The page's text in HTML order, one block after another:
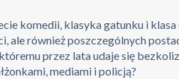
komedii, klasyka gatunku i
również poszczególnych
przez lata udaje się
mediami i policją?